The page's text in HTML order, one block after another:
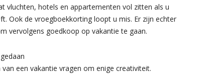
vluchten, hotels en appartementen vol zitten als u
Ook de vroegboekkorting loopt u mis. Er zijn echter
vervolgens goedkoop op vakantie te gaan.
een vakantie vragen om enige creativiteit.